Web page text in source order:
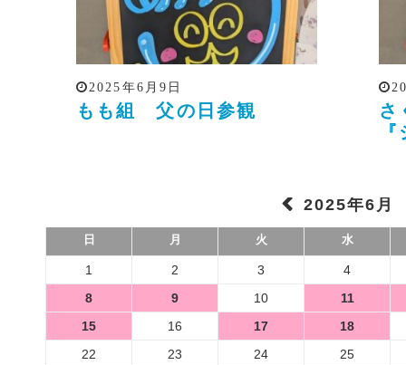
2025年6月9日
もも組 父の日参観
さ
2025年6月
日 月 火 水
1 2 3
4
8
9 10
11
15
16 17
18
22
23 24
25